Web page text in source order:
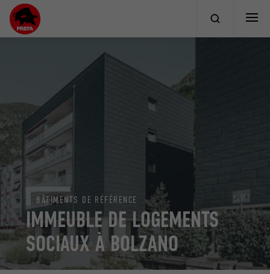
IMMEUBLE DE LOGEMENTS
SOCIAUX À BOLZANO
BÂTIMENTS DE RÉFÉRENCE